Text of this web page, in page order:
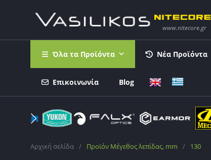
Όλα τα Προϊόντα Νέα Προϊόντα
Επικοινωνία Blog
Αρχική σελίδα / Προϊόν Μέγεθος λεπίδας, mm / 130